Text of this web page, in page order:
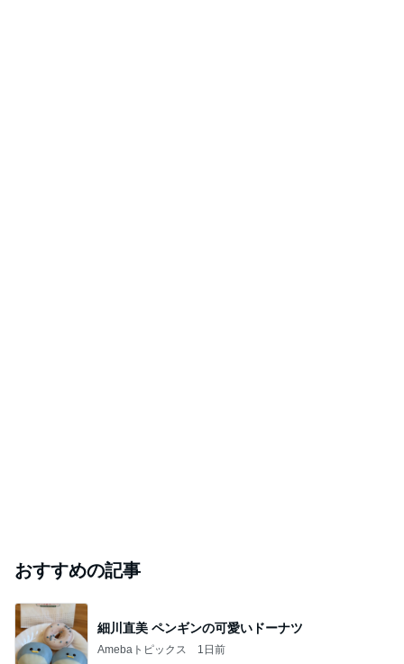
#福島県
ご機嫌な毎日（ヒント2977）
Atelier Renard 出口むつみのトールペイント